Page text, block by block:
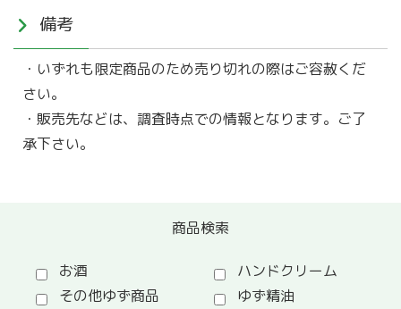
備考
・いずれも限定商品のため売り切れの際はご容赦くだ
さい。
・販売先などは、調査時点での情報となります。ご了
承下さい。
商品検索
お酒
ハンドクリーム
その他ゆず商品
ゆず精油